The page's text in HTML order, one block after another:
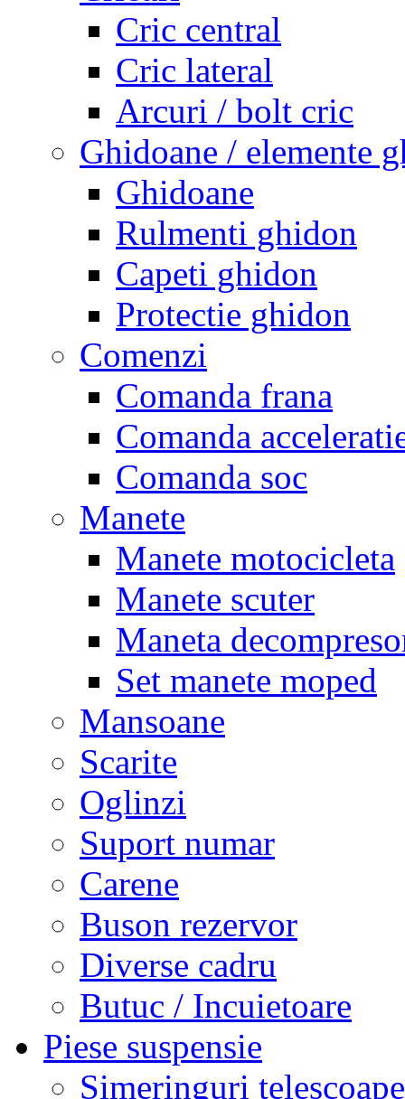
Cric central
Cric lateral
Arcuri / bolt cric
Ghidoane / elemente
Ghidoane
Rulmenti ghidon
Capeti ghidon
Protectie ghidon
Comenzi
Comanda frana
Comanda
Comanda soc
Manete
Manete motocicleta
Manete scuter
Maneta
Set manete moped
Mansoane
Scarite
Oglinzi
Suport numar
Carene
Buson rezervor
Diverse cadru
Butuc / Incuietoare
Piese suspensie
Simeringuri telescoape